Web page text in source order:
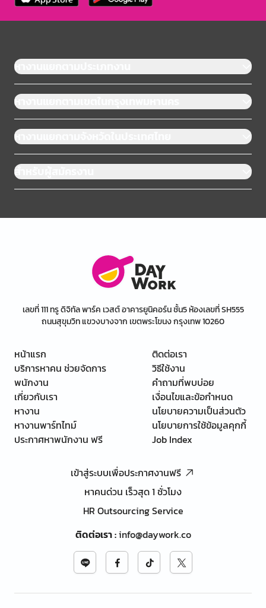
หางานแยกตามประเภทงาน
หางานแยกตามเขตในกรุงเทพมหานคร
หางานแยกตามจังหวัดในประเทศไทย
สำหรับผู้สมัครงาน
เลขที่ 111 ทรู ดิจิทัล พาร์ค เวสต์ อาคารยูนิคอร์น ชั้น5 ห้องเลขที่ SH555
ถนนสุขุมวิท แขวงบางจาก เขตพระโขนง กรุงเทพ 10260
หน้าแรก
บริการหาคน ช่วยจัดการ
พนักงาน
เกี่ยวกับเรา
หางาน
หางานพาร์ทไทม์
ประกาศหาพนักงาน ฟรี
ติดต่อเรา
วิธีใช้งาน
คำถามที่พบบ่อย
เงื่อนไขและข้อกำหนด
นโยบายความเป็นส่วนตัว
นโยบายการใช้ข้อมูลคุกกี้
Job Index
เข้าสู่ระบบเพื่อประกาศงานฟรี
หาคนด่วน เร็วสุด 1 ชั่วโมง
HR Outsourcing Service
ติดต่อเรา:info@daywork.co